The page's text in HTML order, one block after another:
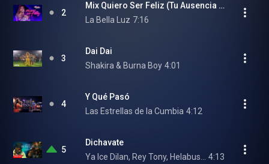
2
Mix Quiero Ser Feliz (Tu Ausencia / Quiero Ser Feliz)
La Bella Luz 7:16
3
Dai Dai
Shakira & Burna Boy 4:01
4
Y Qué Pasó
Las Estrellas de la Cumbia 4:12
5
Dichavate
4:13